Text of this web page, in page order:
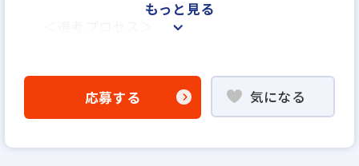
▼
WEB書類選考
▼
説明選考会（電話面談）
もっと見る
応募する 気になる